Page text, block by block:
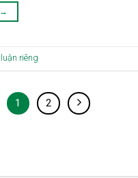
→
riêng
1 2